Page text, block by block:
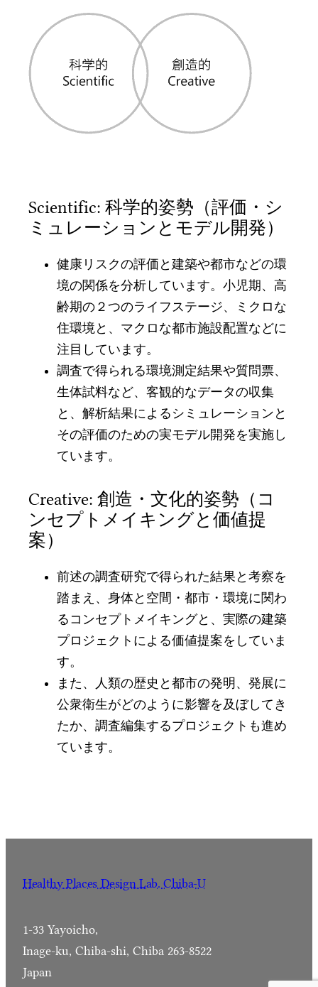
Scientific: 科学的姿勢（評価・シ
ミュレーションとモデル開発）
健康リスクの評価と建築や都市などの環
境の関係を分析しています。小児期、高
齢期の２つのライフステージ、ミクロな
住環境と、マクロな都市施設配置などに
注目しています。
調査で得られる環境測定結果や質問票、
生体試料など、客観的なデータの収集
と、解析結果によるシミュレーションと
その評価のための実モデル開発を実施し
ています。
Creative: 創造・文化的姿勢（コ
ンセプトメイキングと価値提
案）
前述の調査研究で得られた結果と考察を
踏まえ、身体と空間・都市・環境に関わ
るコンセプトメイキングと、実際の建築
プロジェクトによる価値提案をしていま
す。
また、人類の歴史と都市の発明、発展に
公衆衛生がどのように影響を及ぼしてき
たか、調査編集するプロジェクトも進め
ています。
Healthy Places Design Lab. Chiba-U
1-33 Yayoicho,
Inage-ku, Chiba-shi, Chiba 263-8522
Japan